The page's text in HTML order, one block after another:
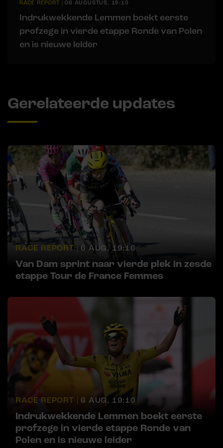
RACE REPORT |06 AUGUSTUS, 19:10
Indrukwekkende Lemmen boekt eerste
profzege in vierde etappe Ronde van Polen
en is nieuwe leider
Gerelateerde updates
RACE REPORT | 6 AUG, 19:16
Van Dam sprint naar vierde plek in zesde
etappe Tour de France Femmes
RACE REPORT | 6 AUG, 19:10
Indrukwekkende Lemmen boekt eerste
profzege in vierde etappe Ronde van
Polen en is nieuwe leider